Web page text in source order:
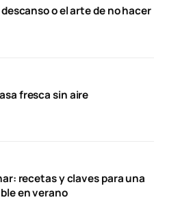
o el arte de no hacer
fresca sin aire
recetas y claves para una
en verano